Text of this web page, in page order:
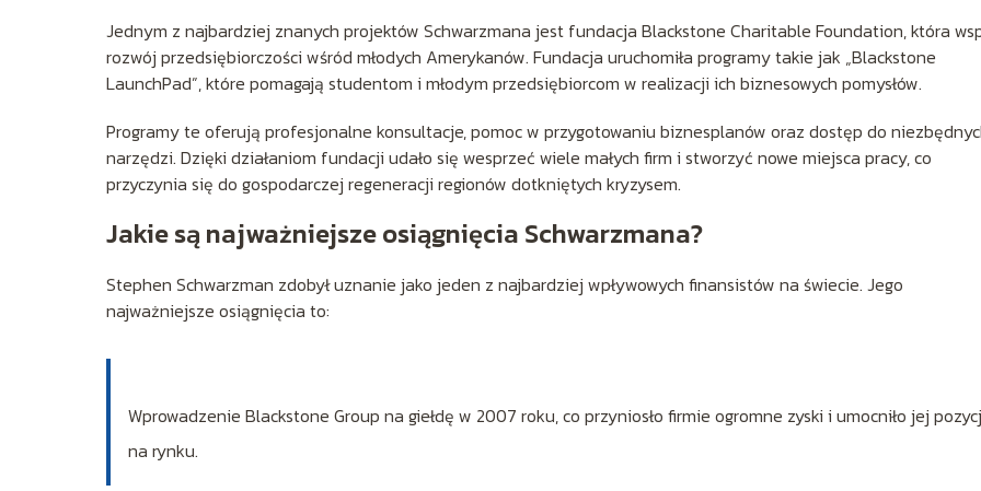
Jednym z najbardziej znanych projektów Schwarzmana jest fundacja Blackstone Charitable Foundation, która
rozwój przedsiębiorczości wśród młodych Amerykanów. Fundacja uruchomiła programy takie jak „Blackstone
LaunchPad”, które pomagają studentom i młodym przedsiębiorcom w realizacji ich biznesowych pomysłów.
Programy te oferują profesjonalne konsultacje, pomoc w przygotowaniu biznesplanów oraz dostęp do
narzędzi. Dzięki działaniom fundacji udało się wesprzeć wiele małych firm i stworzyć nowe miejsca pracy, co
przyczynia się do gospodarczej regeneracji regionów dotkniętych kryzysem.
Jakie są najważniejsze osiągnięcia Schwarzmana?
Stephen Schwarzman zdobył uznanie jako jeden z najbardziej wpływowych finansistów na świecie. Jego
najważniejsze osiągnięcia to:
Wprowadzenie Blackstone Group na giełdę w 2007 roku, co przyniosło firmie ogromne zyski i umocniło jej
na rynku.